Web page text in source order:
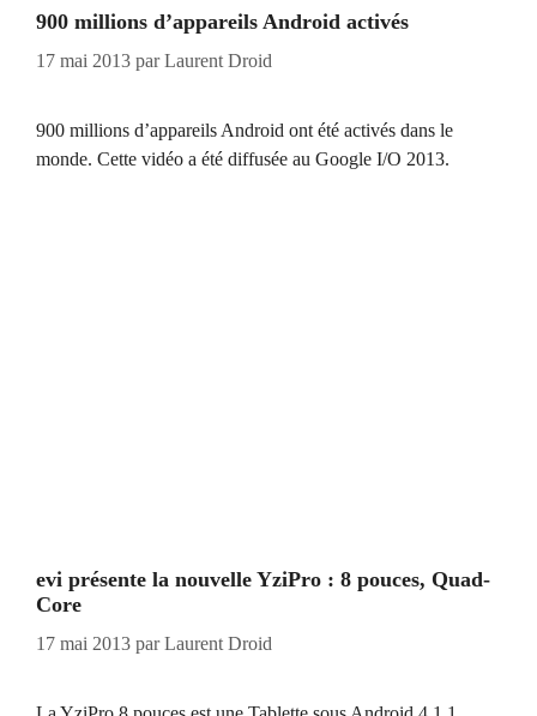
900 millions d’appareils Android activés
17 mai 2013 parLaurent Droid
900 millions d’appareils Android ont été activés dans le
monde. Cette vidéo a été diffusée au Google I/O 2013.
evi présente la nouvelle YziPro : 8 pouces, Quad-
Core
17 mai 2013 parLaurent Droid